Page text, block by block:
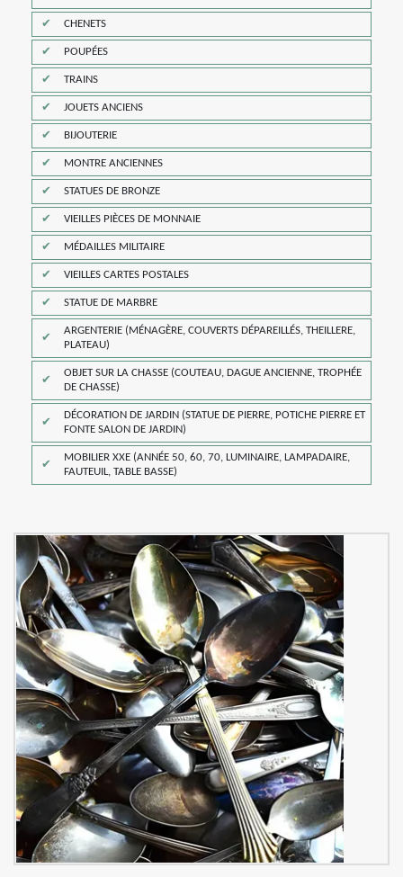
CHENETS
POUPÉES
TRAINS
JOUETS ANCIENS
BIJOUTERIE
MONTRE ANCIENNES
STATUES DE BRONZE
VIEILLES PIÈCES DE MONNAIE
MÉDAILLES MILITAIRE
VIEILLES CARTES POSTALES
STATUE DE MARBRE
ARGENTERIE (MÉNAGÈRE, COUVERTS DÉPAREILLÉS, THEILLERE,
PLATEAU)
OBJET SUR LA CHASSE (COUTEAU, DAGUE ANCIENNE, TROPHÉE
DE CHASSE)
DÉCORATION DE JARDIN (STATUE DE PIERRE, POTICHE PIERRE ET
FONTE SALON DE JARDIN)
MOBILIER XXE (ANNÉE 50, 60, 70, LUMINAIRE, LAMPADAIRE,
FAUTEUIL, TABLE BASSE)